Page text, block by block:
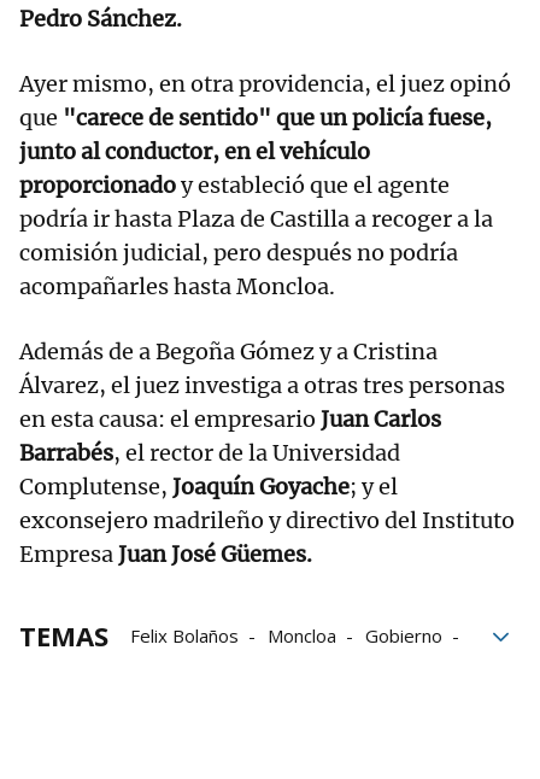
Pedro Sánchez.
Ayer mismo, en otra providencia, el juez opinó
que "carece de sentido" que un policía fuese,
junto al conductor, en el vehículo
proporcionadoy estableció que el agente
podría ir hasta Plaza de Castilla a recoger a la
comisión judicial, pero después no podría
acompañarles hasta Moncloa.
Además de a Begoña Gómez y a Cristina
Álvarez, el juez investiga a otras tres personas
en esta causa: el empresario Juan Carlos
Barrabés, el rector de la Universidad
Complutense, Joaquín Goyache; y el
exconsejero madrileño y directivo del Instituto
EmpresaJuan José Güemes.
TEMAS Felix Bolaños Moncloa
Gobierno